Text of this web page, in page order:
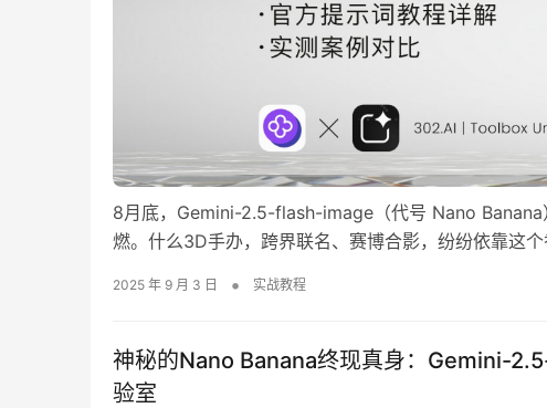
8月底，Gemini-2.5-flash-image（代号 Nano
燃。什么3D手办，跨界联名、赛博合影，纷纷依靠这
牛唇不对马嘴。而笔者…
2025 年 9 月 3 日 • 实战教程
神秘的Nano Banana终现真身：Gemini-
验室